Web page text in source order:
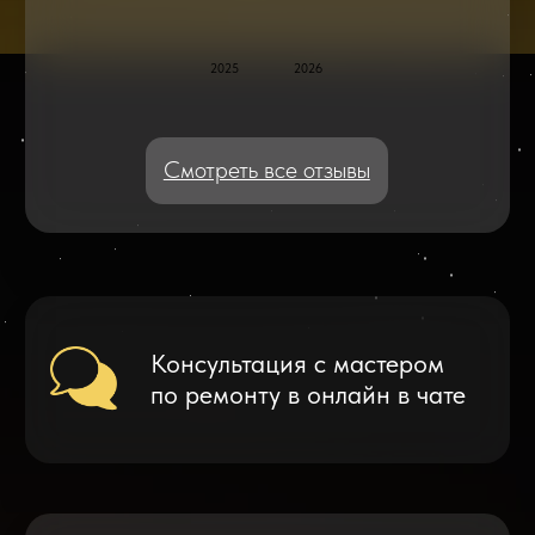
Дисплейные модули: Отличия, качества
и их характеристики